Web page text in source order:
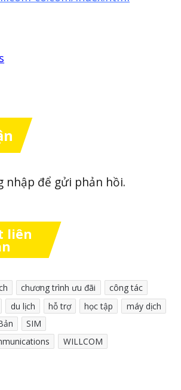
nhập để gửi phản hồi.
liên
chương trình ưu đãi
công tác
du lịch hỗ trợ học tập
máy dịch
SIM
WILLCOM